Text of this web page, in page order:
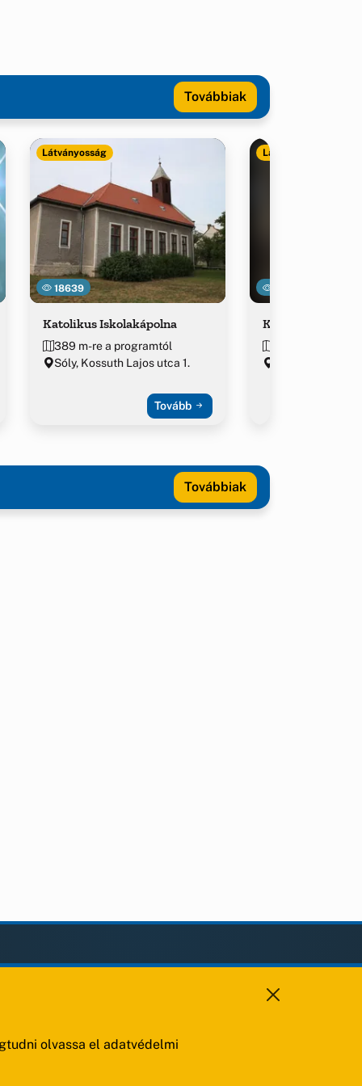
Továbbiak
18639
Látványosság
Katolikus Iskolakápolna
389 m-re a programtól
Sóly, Kossuth Lajos utca 1.
Tovább
Látványosság
Kálvária
Továbbiak
KAPCSOLAT
olvassa el adatvédelmi